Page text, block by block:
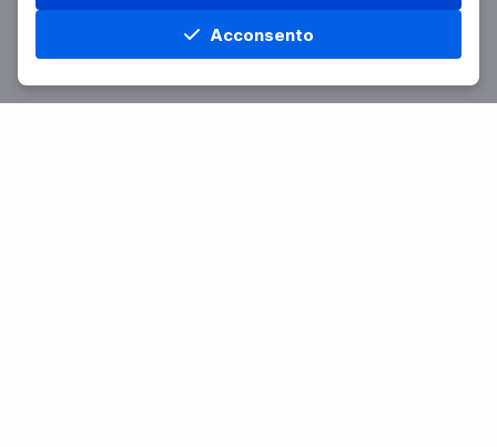
Acconsento
Home Materie Cerca Menu